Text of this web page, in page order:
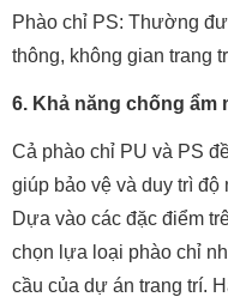
Phào chỉ PS: Thường
thông, không gian trang
6. Khả năng chống ẩm
Cả phào chỉ PU và PS
giúp bảo vệ và duy trì độ
Dựa vào các đặc điểm
chọn lựa loại phào chỉ
cầu của dự án trang trí.